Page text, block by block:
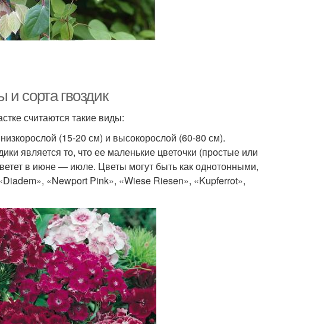
сорта гвоздик
считаются такие виды:
(15-20 см) и высокорослой (60-80 см).
является то, что ее маленькие цветочки (простые или
в июне — июле. Цветы могут быть как однотонными,
«Newport Pink», «Wiese Riesen», «Kupferrot»,